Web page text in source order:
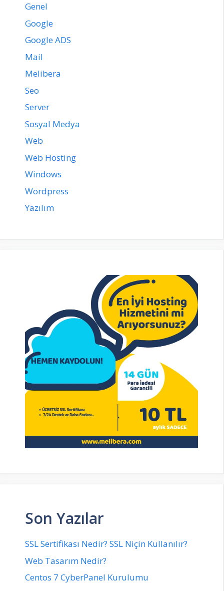
Genel
Google
Google ADS
Mail
Melibera
Seo
Server
Sosyal Medya
Web
Web Hosting
Windows
Wordpress
Yazılım
Son Yazılar
SSL Sertifikası Nedir? SSL Niçin Kullanılır?
Web Tasarım Nedir?
Centos 7 CyberPanel Kurulumu